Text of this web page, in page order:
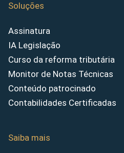
Soluções
Assinatura
IA Legislação
Curso da reforma tributária
Monitor de Notas Técnicas
Conteúdo patrocinado
Contabilidades Certificadas
Saiba mais